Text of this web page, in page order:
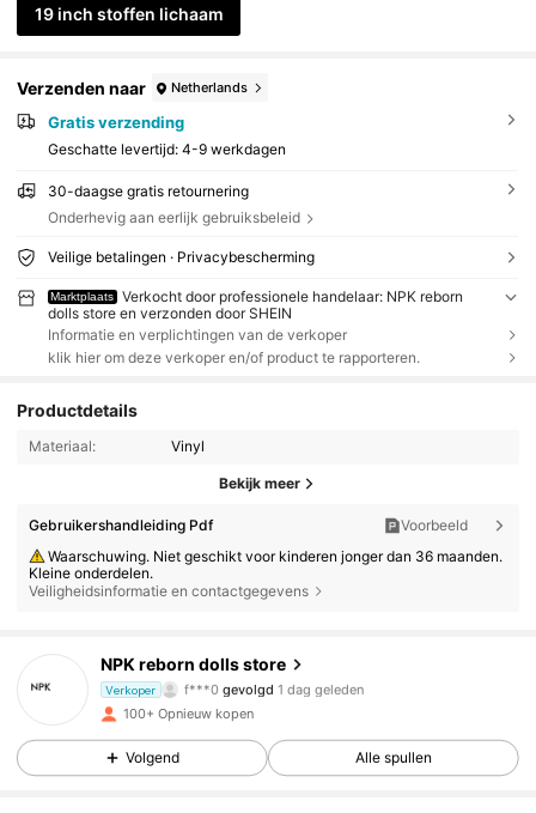
19 inch stoffen lichaam
Verzenden naar Netherlands
Gratis verzending
Geschatte levertijd: 4-9 werkdagen
30-daagse gratis retournering
Onderhevig aan eerlijk gebruiksbeleid
Veilige betalingen · Privacybescherming
Marktplaats
Verkocht door professionele handelaar: NPK reborn
dolls store en verzonden door SHEIN
Informatie en verplichtingen van de verkoper
klik hier om deze verkoper en/of product te rapporteren.
Productdetails
Materiaal: Vinyl
Bekijk meer
Gebruikershandleiding Pdf
Voorbeeld
Waarschuwing. Niet geschikt voor kinderen jonger dan 36 maanden.
Kleine onderdelen.
Veiligheidsinformatie en contactgegevens
NPK reborn dolls store
Verkoper
f***0gevolgd1 dag geleden
4***8 is aan het browsen
4.80
2.6K Volgers
100+ Opnieuw kopen
Volgend Alle spullen